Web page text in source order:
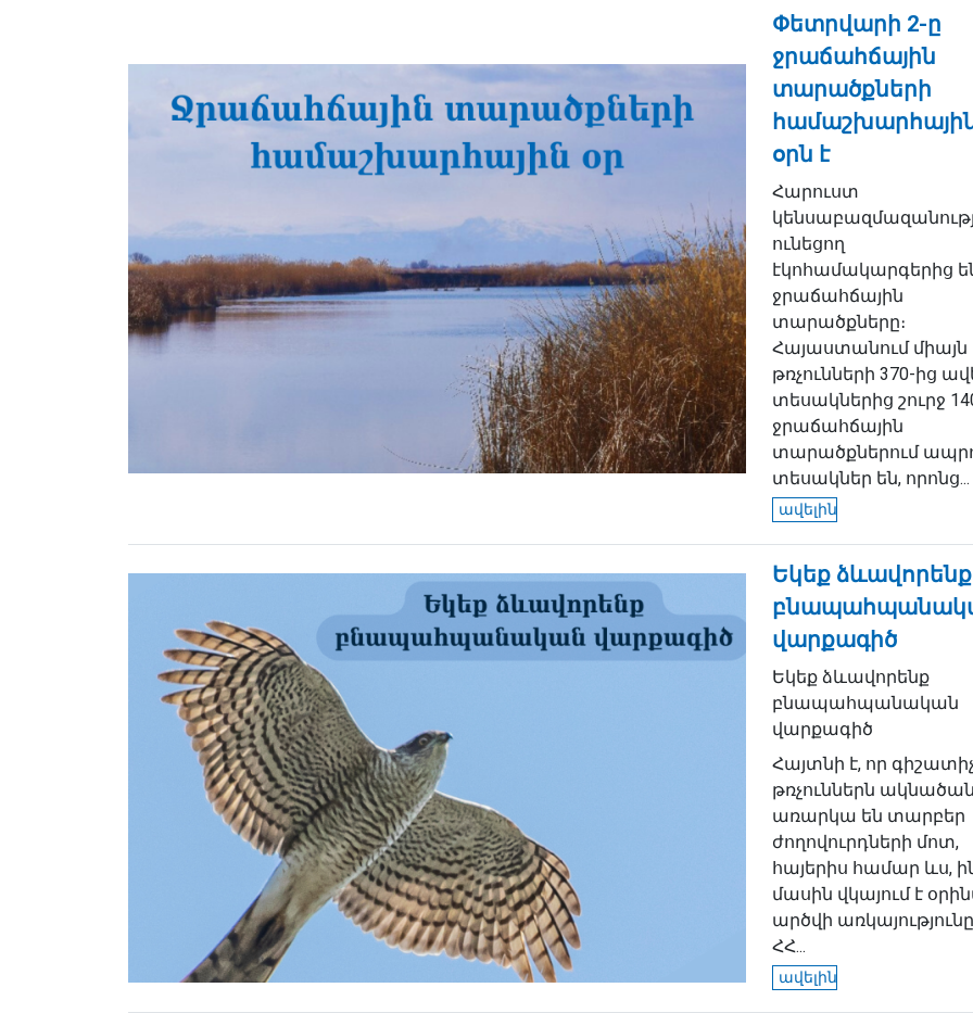
Փետրվարի 2-ը
ջրաճահճային
տարածքների
օրն է
Հարուստ
ունեցող
էկոհամակարգերից
ջրաճահճային
տարածքները։
Հայաստանում միայն
թռչունների 370-ից
տեսակներից շուրջ
ջրաճահճային
տարածքներում
տեսակներ են, որոնց...
ավելին
Եկեք ձևավորենք
վարքագիծ
Եկեք ձևավորենք
բնապահպանական
վարքագիծ
Հայտնի է, որ
թռչուններն
առարկա են տարբեր
ժողովուրդների մոտ,
հայերիս համար ևս,
մասին վկայում է
արծվի առկայությունը
ՀՀ...
ավելին